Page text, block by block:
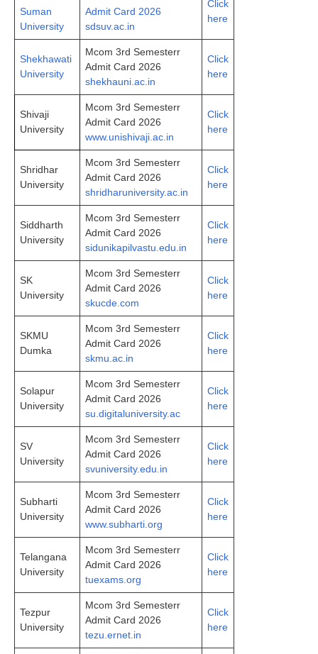
Suman
University
Admit Card 2026
sdsuv.ac.in
Click
here
Shekhawati
University
Mcom 3rd Semesterr
Admit Card 2026
shekhauni.ac.in
Click
here
Shivaji
University
Mcom 3rd Semesterr
Admit Card 2026
www.unishivaji.ac.in
Click
here
Shridhar
University
Mcom 3rd Semesterr
Admit Card 2026
shridharuniversity.ac.in
Click
here
Siddharth
University
Mcom 3rd Semesterr
Admit Card 2026
sidunikapilvastu.edu.in
Click
here
SK
University
Mcom 3rd Semesterr
Admit Card 2026
skucde.com
Click
here
SKMU
Dumka
Mcom 3rd Semesterr
Admit Card 2026
skmu.ac.in
Click
here
Solapur
University
Mcom 3rd Semesterr
Admit Card 2026
su.digitaluniversity.ac
Click
here
SV
University
Mcom 3rd Semesterr
Admit Card 2026
svuniversity.edu.in
Click
here
Subharti
University
Mcom 3rd Semesterr
Admit Card 2026
www.subharti.org
Click
here
Telangana
University
Mcom 3rd Semesterr
Admit Card 2026
tuexams.org
Click
here
Tezpur
University
Mcom 3rd Semesterr
Admit Card 2026
tezu.ernet.in
Click
here